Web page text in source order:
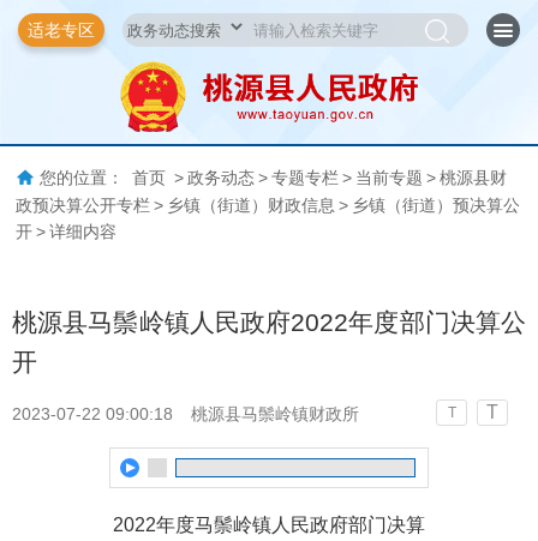
适老专区
您的位置： 首页 > 政务动态 > 专题专栏 > 当前专题 > 桃源县财
政预决算公开专栏 > 乡镇（街道）财政信息 > 乡镇（街道）预决算公
开 > 详细内容
桃源县马鬃岭镇人民政府2022年度部门决算公
开
2023-07-22 09:00:18 桃源县马鬃岭镇财政所 T T
2022年度马鬃岭镇人民政府部门决算